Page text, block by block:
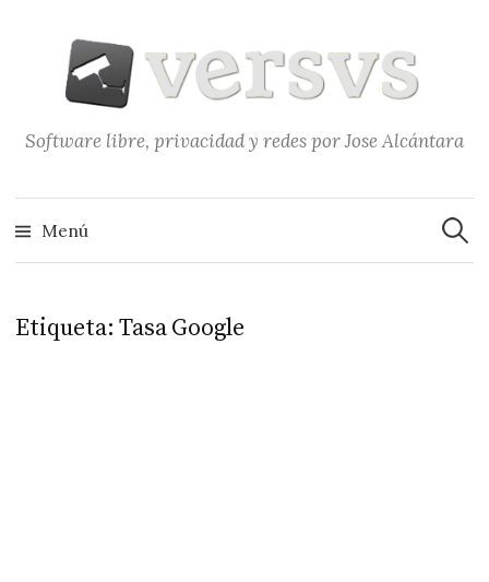
contenido
Software libre, privacidad y redes por Jose Alcántara
Menú
Etiqueta:Tasa Google